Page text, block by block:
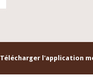
Télécharger l'application